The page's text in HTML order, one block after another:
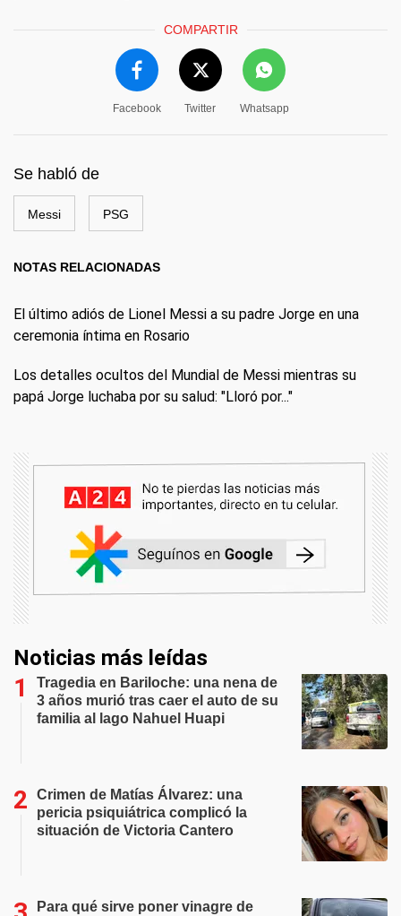
COMPARTIR
Facebook Twitter Whatsapp
Se habló de
Messi PSG
NOTAS RELACIONADAS
El último adiós de Lionel Messi a su padre Jorge en una
ceremonia íntima en Rosario
Los detalles ocultos del Mundial de Messi mientras su
papá Jorge luchaba por su salud: "Lloró por..."
Noticias más leídas
Tragedia en Bariloche: una nena de
3 años murió tras caer el auto de su
familia al lago Nahuel Huapi
Crimen de Matías Álvarez: una
pericia psiquiátrica complicó la
situación de Victoria Cantero
Para qué sirve poner vinagre de